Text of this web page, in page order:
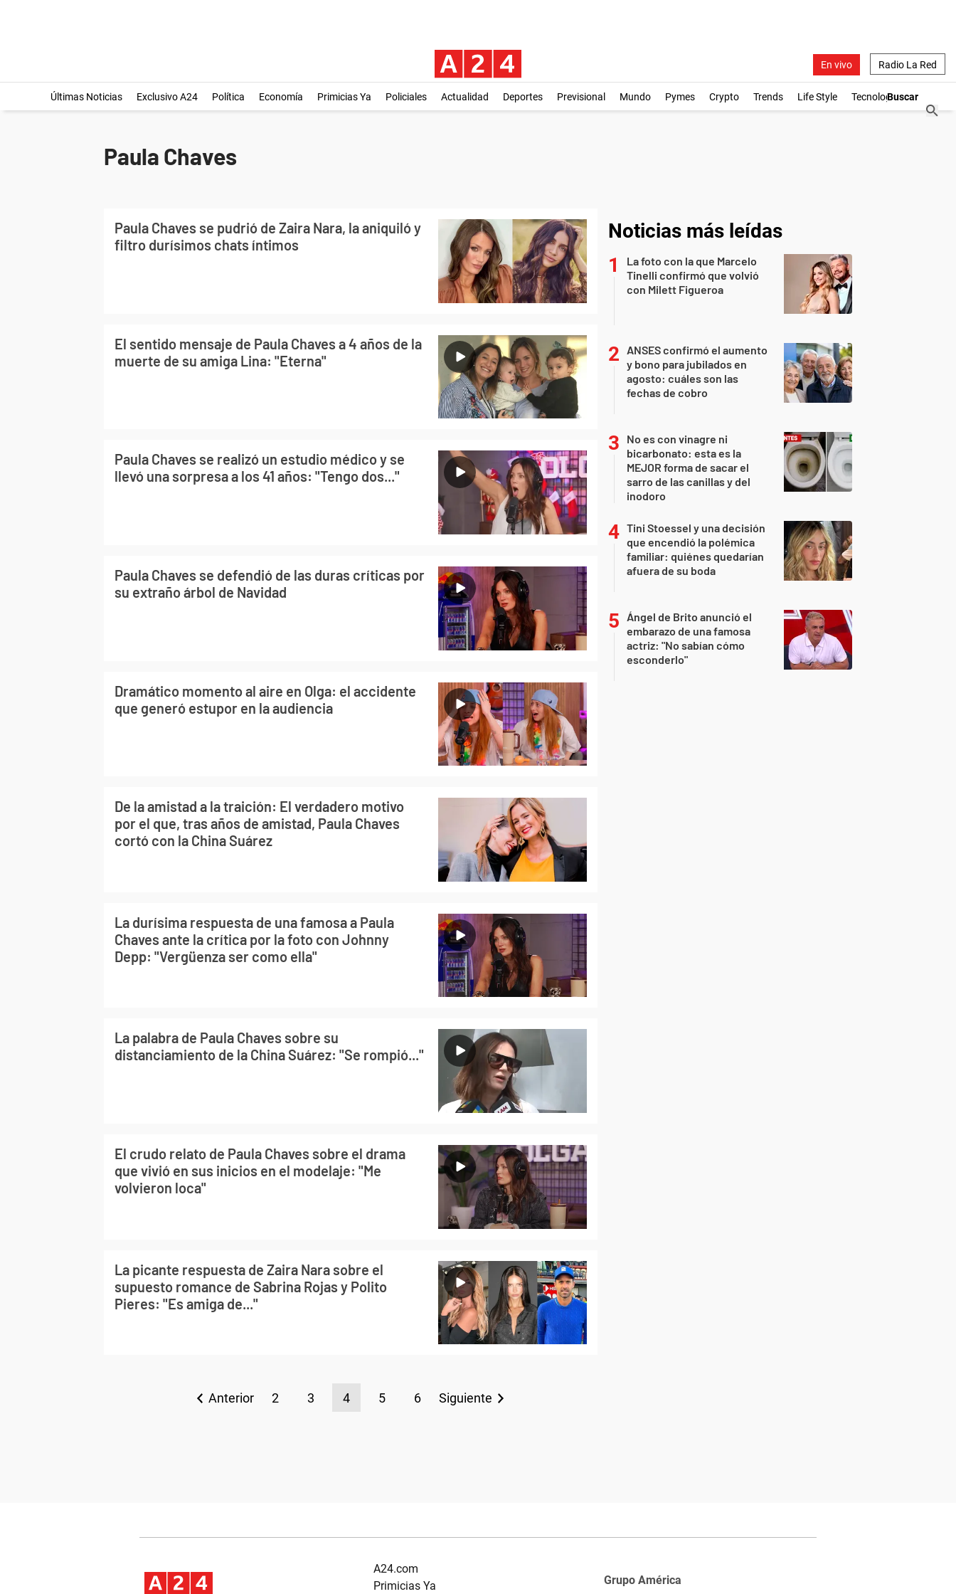
En vivo Radio La Red
Últimas Noticias Exclusivo A24 Política Economía Primicias Ya Policiales Actualidad Deportes Previsional Mundo Pymes Crypto Trends Life Style Tecnología
Paula Chaves
Paula Chaves se pudrió de Zaira Nara, la aniquiló y
filtro durísimos chats íntimos
El sentido mensaje de Paula Chaves a 4 años de la
muerte de su amiga Lina: "Eterna"
Paula Chaves se realizó un estudio médico y se
llevó una sorpresa a los 41 años: "Tengo dos..."
Paula Chaves se defendió de las duras críticas por
su extraño árbol de Navidad
Dramático momento al aire en Olga: el accidente
que generó estupor en la audiencia
De la amistad a la traición: El verdadero motivo
por el que, tras años de amistad, Paula Chaves
cortó con la China Suárez
La durísima respuesta de una famosa a Paula
Chaves ante la crítica por la foto con Johnny
Depp: "Vergüenza ser como ella"
La palabra de Paula Chaves sobre su
distanciamiento de la China Suárez: "Se rompió..."
El crudo relato de Paula Chaves sobre el drama
que vivió en sus inicios en el modelaje: "Me
volvieron loca"
La picante respuesta de Zaira Nara sobre el
supuesto romance de Sabrina Rojas y Polito
Pieres: "Es amiga de..."
Anterior 2 3 4 5 6 Siguiente
Noticias más leídas
La foto con la que Marcelo
Tinelli confirmó que volvió
con Milett Figueroa
ANSES confirmó el aumento
y bono para jubilados en
agosto: cuáles son las
fechas de cobro
No es con vinagre ni
bicarbonato: esta es la
MEJOR forma de sacar el
sarro de las canillas y del
inodoro
Tini Stoessel y una decisión
que encendió la polémica
familiar: quiénes quedarían
afuera de su boda
Ángel de Brito anunció el
embarazo de una famosa
actriz: "No sabían cómo
esconderlo"
A24.com
Primicias Ya
Grupo América